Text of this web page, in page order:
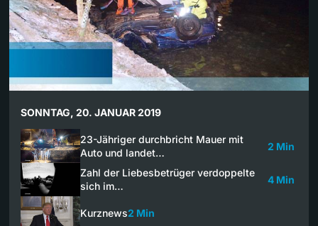
SONNTAG, 20. JANUAR 2019
23-Jähriger durchbricht Mauer mit
Auto und landet…
2 Min
Zahl der Liebesbetrüger verdoppelte
sich im…
4 Min
Kurznews2 Min